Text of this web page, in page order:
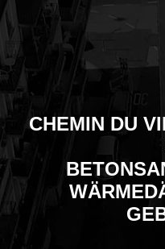
CHEMIN DU